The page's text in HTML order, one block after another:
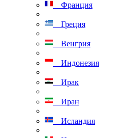
Франция
Греция
Венгрия
Индонезия
Ирак
Иран
Исландия